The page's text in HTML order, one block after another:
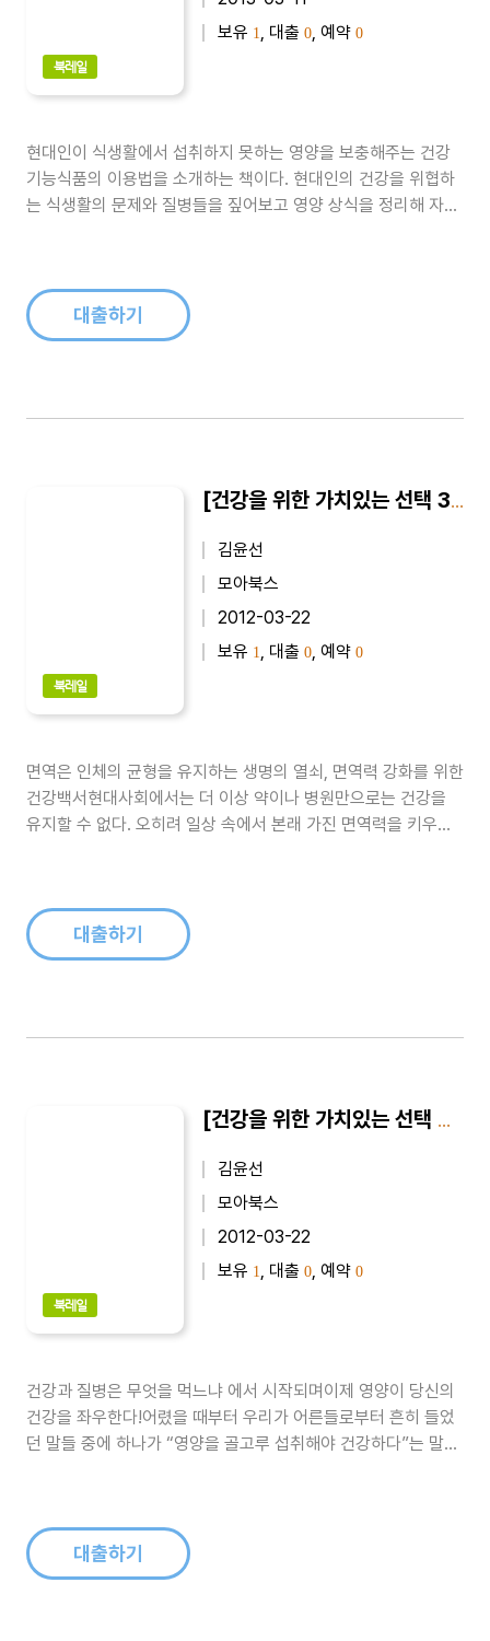
북레일
보유 1 , 대출 0 , 예약 0
현대인이 식생활에서 섭취하지 못하는 영양을 보충해주는 건강
기능식품의 이용법을 소개하는 책이다. 현대인의 건강을 위협하
는 식생활의 문제와 질병들을 짚어보고 영양 상식을 정리해 자신
도록 했으며, 건강기능식품에 대..
대출하기
북레일
[건강을 위한 가치있는 선택 3] 면역력, 내 몸을 살린다
김윤선
모아북스
2012-03-22
보유 1 , 대출 0 , 예약 0
면역은 인체의 균형을 유지하는 생명의 열쇠, 면역력 강화를 위한
건강백서현대사회에서는 더 이상 약이나 병원만으로는 건강을
유지할 수 없다. 오히려 일상 속에서 본래 가진 면역력을 키우고
리 몸의 면역체..
대출하기
북레일
[건강을 위한 가치있는 선택 4] 영양요법, 내 몸을 살린다
김윤선
모아북스
2012-03-22
보유 1 , 대출 0 , 예약 0
건강과 질병은 무엇을 먹느냐 에서 시작되며이제 영양이 당신의
건강을 좌우한다!어렸을 때부터 우리가 어른들로부터 흔히 들었
던 말들 중에 하나가 “영양을 골고루 섭취해야 건강하다”는 말이
는 것을 최고의 건강..
대출하기